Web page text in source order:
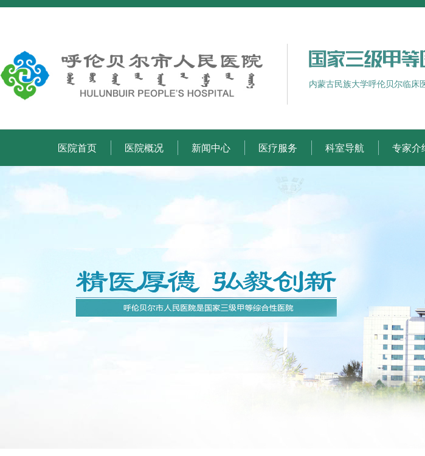
内蒙古民族大学呼伦贝尔临床
医院首页 医院概况 新闻中心 医疗服务 科室导航 专家介